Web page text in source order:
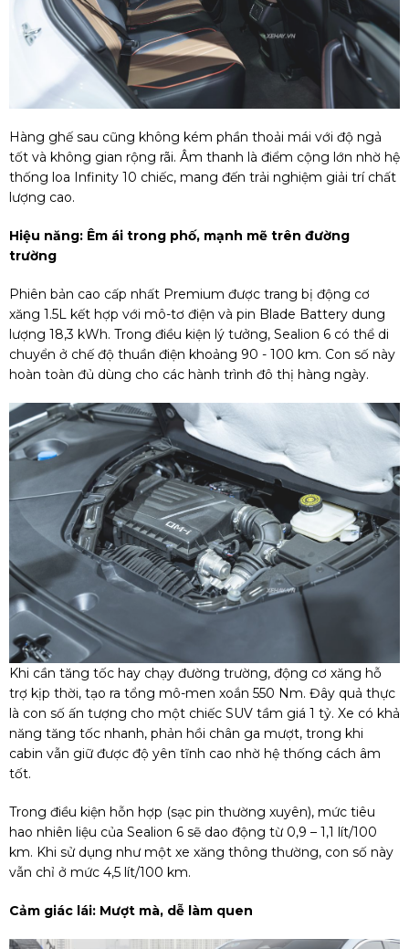
Hàng ghế sau cũng không kém phần thoải mái với độ ngả
tốt và không gian rộng rãi. Âm thanh là điểm cộng lớn nhờ hệ
thống loa Infinity 10 chiếc, mang đến trải nghiệm giải trí chất
lượng cao.
Hiệu năng: Êm ái trong phố, mạnh mẽ trên đường
trường
Phiên bản cao cấp nhất Premium được trang bị động cơ
xăng 1.5L kết hợp với mô-tơ điện và pin Blade Battery dung
lượng 18,3 kWh. Trong điều kiện lý tưởng, Sealion 6 có thể di
chuyển ở chế độ thuần điện khoảng 90 - 100 km. Con số này
hoàn toàn đủ dùng cho các hành trình đô thị hàng ngày.
Khi cần tăng tốc hay chạy đường trường, động cơ xăng hỗ
trợ kịp thời, tạo ra tổng mô-men xoắn 550 Nm. Đây quả thực
là con số ấn tượng cho một chiếc SUV tầm giá 1 tỷ. Xe có khả
năng tăng tốc nhanh, phản hồi chân ga mượt, trong khi
cabin vẫn giữ được độ yên tĩnh cao nhờ hệ thống cách âm
tốt.
Trong điều kiện hỗn hợp (sạc pin thường xuyên), mức tiêu
hao nhiên liệu của Sealion 6 sẽ dao động từ 0,9 – 1,1 lít/100
km. Khi sử dụng như một xe xăng thông thường, con số này
vẫn chỉ ở mức 4,5 lít/100 km.
Cảm giác lái: Mượt mà, dễ làm quen